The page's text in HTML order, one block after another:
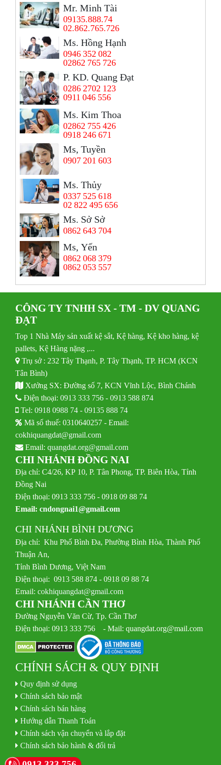
Mr. Minh Tài
09135.888.74
02.862.765.726
Ms. Hồng Hạnh
0946 352 082
02862 765 726
P. KD. Quang Đạt
0286 2702 123
0911 046 556
Ms. Kim Thoa
02862 755 426
0918 246 671
Ms, Tuyền
0907 201 603
Ms. Thủy
0337 525 618
02 822 495 656
Ms. Sở Sở
0862 643 704
Ms, Yến
0862 068 379
0862 053 557
CÔNG TY TNHH SX - TM - DV QUANG
ĐẠT
Top 1 Nhà Máy sản xuất kệ sắt, Kệ hàng, Kệ kho hàng, kệ
pallets, Kệ Hàng nặng ,...
Trụ sở : 232 Tây Thạnh, P. Tây Thạnh, TP. HCM (KCN
Tân Bình)
Xưởng SX: Đường số 7, KCN Vĩnh Lộc, Bình Chánh
Điện thoại:0913 333 756 -0913 588 874
Tel:0918 0988 74 -09135 888 74
Mã số thuế: 0310640257 - Email:
cokhiquangdat@gmail.com
Email:quangdat.org@gmail.com
CHI NHÁNH ĐỒNG NAI
Địa chỉ: C4/26, KP 10, P. Tân Phong, TP. Biên Hòa, Tỉnh
Đồng Nai
Điện thoại: 0913 333 756 - 0918 09 88 74
Email:cndongnai1@gmail.com
CHI NHÁNH BÌNH DƯƠNG
Địa chỉ: Khu Phố Bình Đa, Phường Bình Hòa, Thành Phố
Thuận An,
Tỉnh Bình Dương, Việt Nam
Điện thoại: 0913 588 874 - 0918 09 88 74
Email:cokhiquangdat@gmail.com
CHI NHÁNH CẦN THƠ
Đường Nguyễn Văn Cừ, Tp. Cần Thơ
Điện thoại: 0913 333 756 - Mail: quangdat.org@mail.com
CHÍNH SÁCH & QUY ĐỊNH
Quy định sử dụng
Chính sách bảo mật
Chính sách bán hàng
Hướng dẫn Thanh Toán
Chính sách vận chuyển và lắp đặt
Chính sách bảo hành & đổi trả